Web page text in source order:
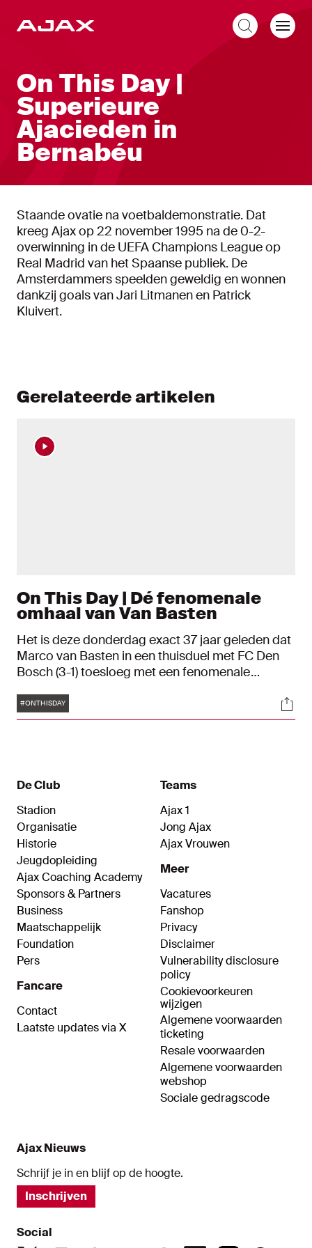
On This Day |
Superieure
Ajacieden in
Bernabéu
Staande ovatie na voetbaldemonstratie. Dat
kreeg Ajax op 22 november 1995 na de 0-2-
overwinning in de UEFA Champions League op
Real Madrid van het Spaanse publiek. De
Amsterdammers speelden geweldig en wonnen
dankzij goals van Jari Litmanen en Patrick
Kluivert.
Gerelateerde artikelen
On This Day | Dé fenomenale
omhaal van Van Basten
Het is deze donderdag exact 37 jaar geleden dat
Marco van Basten in een thuisduel met FC Den
Bosch (3-1) toesloeg met een fenomenale
Bekijk hier de highlights van dit memorabele duel
terug. Met de magische omhaal van één van de
Tags
#ONTHISDAY
De Club
Stadion
Organisatie
Historie
Jeugdopleiding
Ajax Coaching Academy
Sponsors & Partners
Business
Maatschappelijk
Foundation
Pers
Fancare
Contact
Laatste updates via X
Teams
Ajax 1
Jong Ajax
Ajax Vrouwen
Meer
Vacatures
Fanshop
Privacy
Disclaimer
Vulnerability disclosure
policy
Cookievoorkeuren
wijzigen
Algemene voorwaarden
ticketing
Resale voorwaarden
Algemene voorwaarden
webshop
Sociale gedragscode
Ajax Nieuws
Schrijf je in en blijf op de hoogte.
Inschrijven
Social